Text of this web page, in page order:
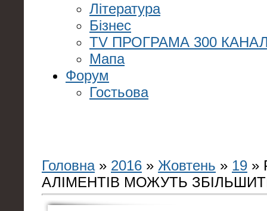
Література
Бізнес
TV ПРОГРАМА 300
Мапа
Форум
Гостьова
Головна» 2016 » Жовтень » 19 »
АЛІМЕНТІВ МОЖУТЬ